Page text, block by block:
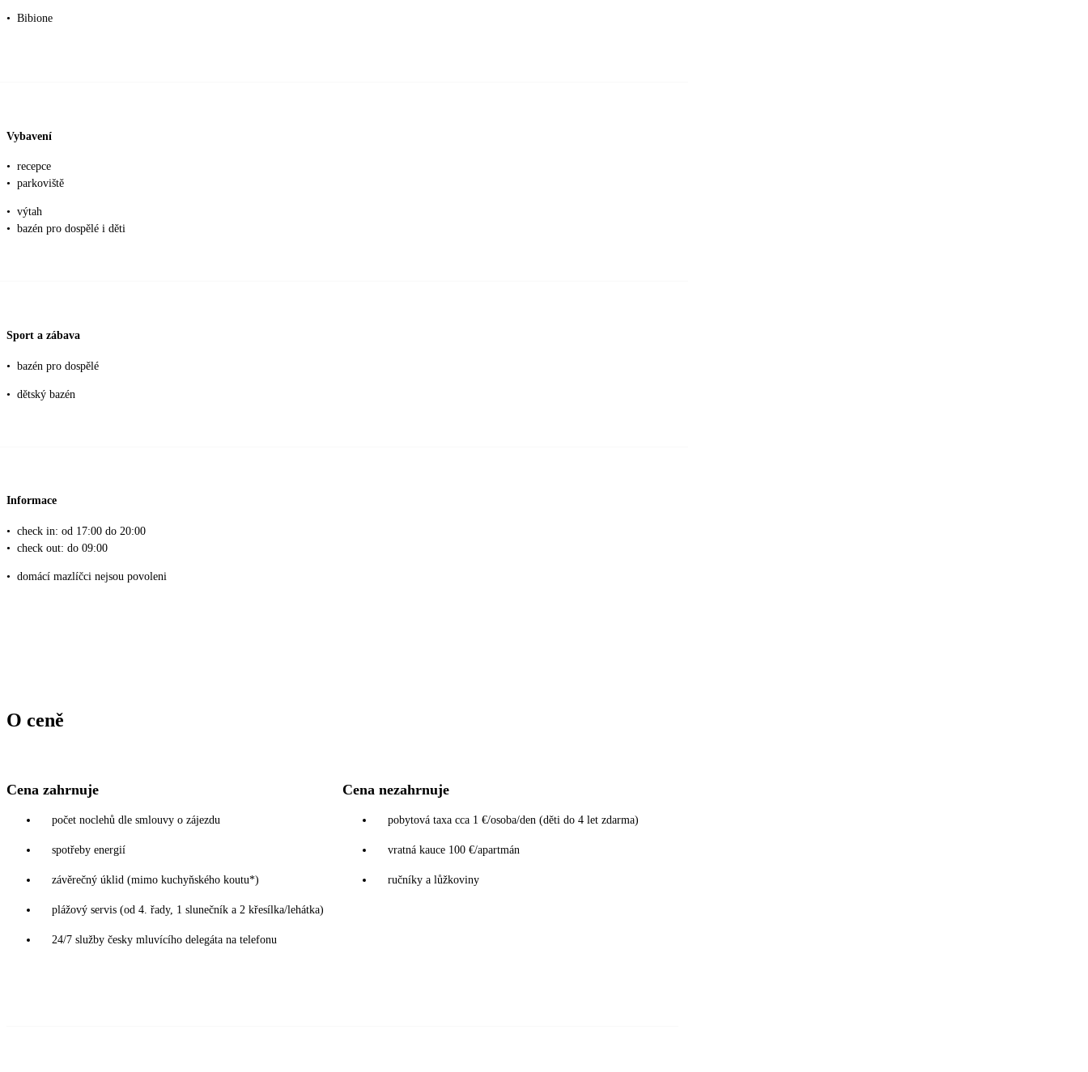
• Bibione
Vybavení
• recepce
• parkoviště
• výtah
• bazén pro dospělé i děti
Sport a zábava
• bazén pro dospělé
• dětský bazén
Informace
• check in: od 17:00 do 20:00
• check out: do 09:00
• domácí mazlíčci nejsou povoleni
O ceně
Cena zahrnuje
počet noclehů dle smlouvy o zájezdu
spotřeby energií
závěrečný úklid (mimo kuchyňského koutu*)
plážový servis (od 4. řady, 1 slunečník a 2 křesílka/lehátka)
24/7 služby česky mluvícího delegáta na telefonu
Cena nezahrnuje
pobytová taxa cca 1 €/osoba/den (děti do 4 let zdarma)
vratná kauce 100 €/apartmán
ručníky a lůžkoviny